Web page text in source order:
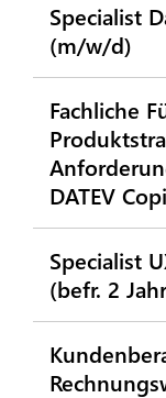
Specialist
(m/w/d)
Fachliche
DATEV
Specialist
(befr. 2